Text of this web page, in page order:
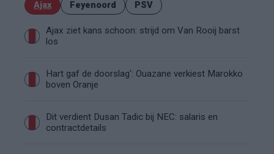
Ajax Feyenoord PSV
Ajax ziet kans schoon: strijd om Van Rooij barst
los
Hart gaf de doorslag': Ouazane verkiest Marokko
boven Oranje
Dit verdient Dusan Tadic bij NEC: salaris en
contractdetails